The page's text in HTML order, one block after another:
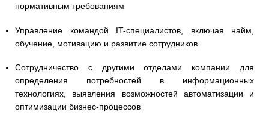
нормативным требованиям
Управление командой IT-специалистов, включая найм,
обучение, мотивацию и развитие сотрудников
Сотрудничество с другими отделами компании для
определения потребностей в информационных
технологиях, выявления возможностей автоматизации и
оптимизации бизнес-процессов